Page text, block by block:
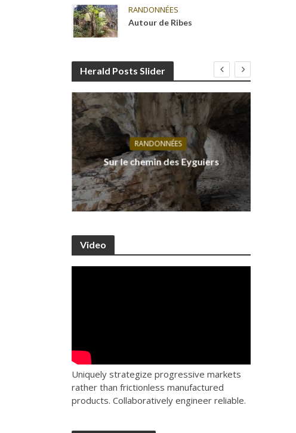
RANDONNÉES
Autour de Ribes
Herald Posts Slider
RANDONNÉES
Sur le chemin des Eyguiers
Video
Uniquely strategize progressive markets
rather than frictionless manufactured
products. Collaboratively engineer reliable.